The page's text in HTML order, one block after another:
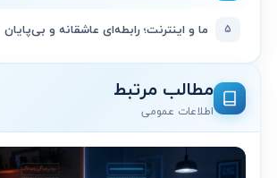
۵ ما و اینترنت؛ رابطه‌ای عاشقانه و بی‌پایان
مطالب مرتبط
اطلاعات عمومی